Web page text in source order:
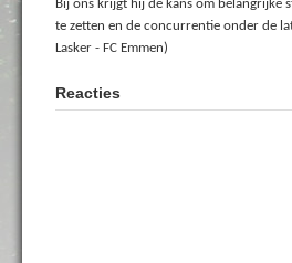
Bij ons krijgt hij de kans om belangrijke
te zetten en de concurrentie onder de
Lasker - FC Emmen)
Reacties